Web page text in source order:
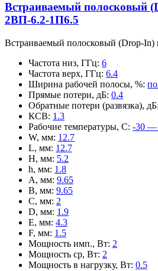
Встраиваемый полосковый
2ВП-6.2-1П6.5
Встраиваемый полосковый (Drop-
Частота низ, ГГц: 6
Частота верх, ГГц: 6.4
Ширина рабочей полосы, %:
Прямые потери, дБ: 0.4
Обратные потери (развязка), дБ:
КСВ: 1.3
Рабочие температуры, С: -30 —
W, мм: 12.7
L, мм: 12.7
H, мм: 5.2
h, мм: 1.8
A, мм: 9.65
B, мм: 9.65
C, мм: 2
D, мм: 1.9
E, мм: 4.3
F, мм: 1.5
Мощность имп., Вт: 2
Мощность ср, Вт: 2
Мощность в нагрузку, Вт: 0.5